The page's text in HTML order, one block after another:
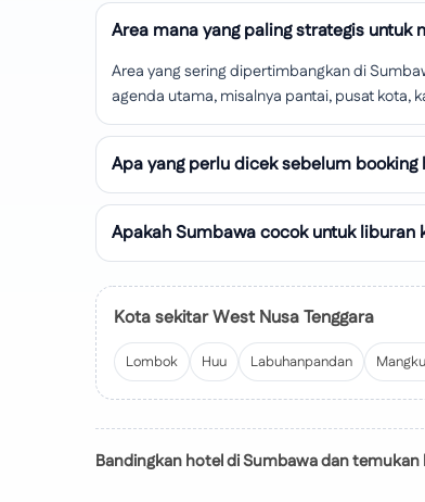
Area mana yang paling strategis untuk
Area yang sering dipertimbangkan di
agenda utama, misalnya pantai, pusat kota,
Apa yang perlu dicek sebelum
Apakah Sumbawa cocok untuk liburan
Kota sekitar West Nusa Tenggara
Lombok Huu Labuhanpandan
Bandingkan hotel di Sumbawa dan temukan